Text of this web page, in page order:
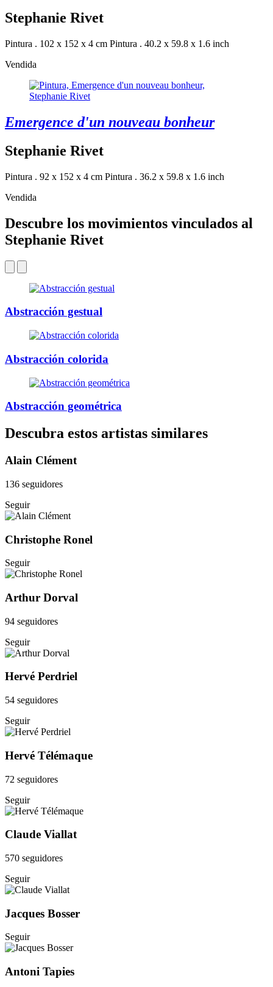
Stephanie Rivet
Pintura . 102 x 152 x 4 cm Pintura . 40.2 x 59.8 x 1.6 inch
Vendida
Emergence d'un nouveau bonheur
Stephanie Rivet
Pintura . 92 x 152 x 4 cm Pintura . 36.2 x 59.8 x 1.6 inch
Vendida
Descubre los movimientos vinculados al
Stephanie Rivet
Abstracción gestual
Abstracción colorida
Abstracción geométrica
Descubra estos artistas similares
Alain Clément
136 seguidores
Seguir
Christophe Ronel
Seguir
Arthur Dorval
94 seguidores
Seguir
Hervé Perdriel
54 seguidores
Seguir
Hervé Télémaque
72 seguidores
Seguir
Claude Viallat
570 seguidores
Seguir
Jacques Bosser
Seguir
Antoni Tapies